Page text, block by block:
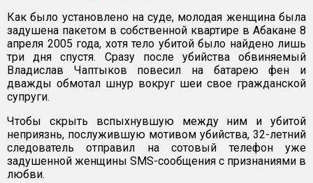
Как было установлено на суде, молодая женщина была
задушена пакетом в собственной квартире в Абакане 8
апреля 2005 года, хотя тело убитой было найдено лишь
три дня спустя. Сразу после убийства обвиняемый
Владислав Чаптыков повесил на батарею фен и
дважды обмотал шнур вокруг шеи свое гражданской
супруги.
Чтобы скрыть вспыхнувшую между ним и убитой
неприязнь, послужившую мотивом убийства, 32-летний
следователь отправил на сотовый телефон уже
задушенной женщины SMS-сообщения с признаниями в
любви.